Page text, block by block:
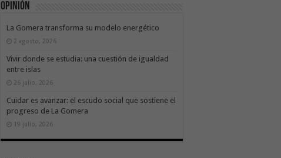
Opinión
La Gomera transforma su modelo energético
2 agosto, 2026
Vivir donde se estudia: una cuestión de igualdad
entre islas
26 julio, 2026
Cuidar es avanzar: el escudo social que sostiene el
progreso de La Gomera
19 julio, 2026